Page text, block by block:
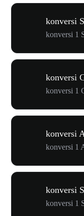
konversi
konversi 1
konversi
konversi 1
konversi
konversi 1
konversi
konversi 1